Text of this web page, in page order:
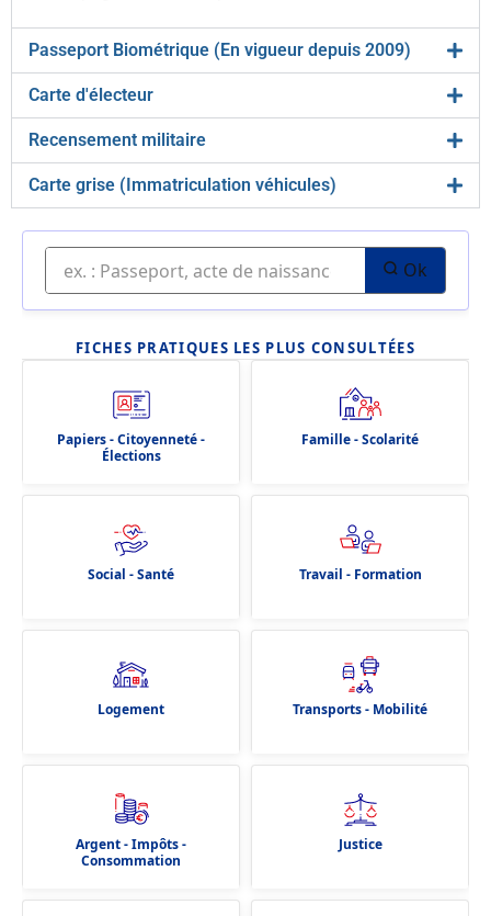
Passeport Biométrique (En vigueur depuis 2009)
Carte d'électeur
Recensement militaire
Carte grise (Immatriculation véhicules)
Ok
FICHES PRATIQUES LES PLUS CONSULTÉES
Papiers - Citoyenneté -
Élections
Famille - Scolarité
Social - Santé Travail - Formation
Logement Transports - Mobilité
Argent - Impôts -
Consommation
Justice